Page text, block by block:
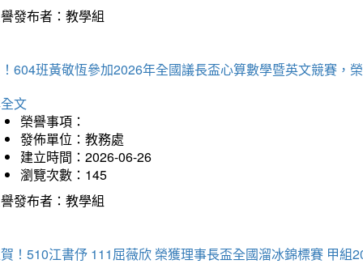
發布者：教學組
604班黃敬恆參加2026年全國議長盃心算數學暨英文競賽，
文
榮譽事項：
發佈單位：教務處
建立時間：2026-06-26
瀏覽次數：145
發布者：教學組
！510江書伃 111屈薇欣 榮獲理事長盃全國溜冰錦標賽 甲組